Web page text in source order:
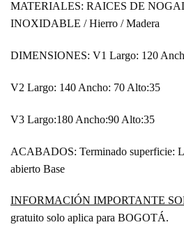
MATERIALES: RAICES DE
INOXIDABLE / Hierro / Madera
DIMENSIONES: V1 Largo: 120
V2 Largo: 140 Ancho: 70 Alto:35
V3 Largo:180 Ancho:90 Alto:35
ACABADOS: Terminado superficie:
abierto Base
INFORMACIÓN IMPORTANTE
gratuito solo aplica para BOGOTÁ.